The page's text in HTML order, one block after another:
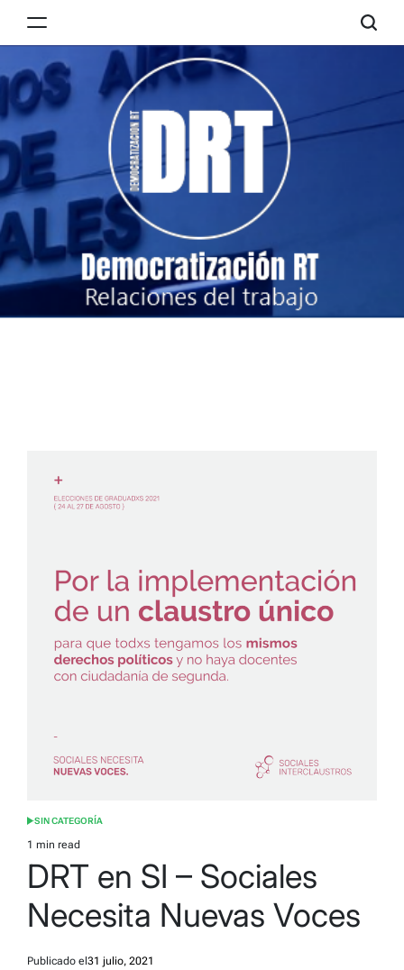
RT
POSTED
IN
SIN CATEGORÍA
Estimated
read
time
1 min read
DRT en SI – Sociales
Necesita Nuevas Voces
Publicado el 31 julio, 2021